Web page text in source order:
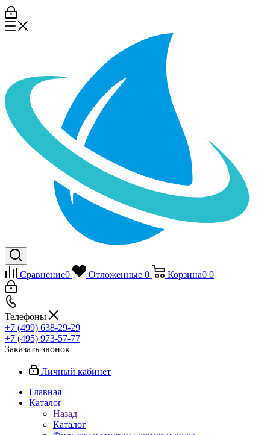
Сравнение0 Отложенные 0 Корзина0 0
Телефоны
+7 (499) 638-29-29
+7 (495) 973-57-77
Заказать звонок
Личный кабинет
Главная
Каталог
Назад
Каталог